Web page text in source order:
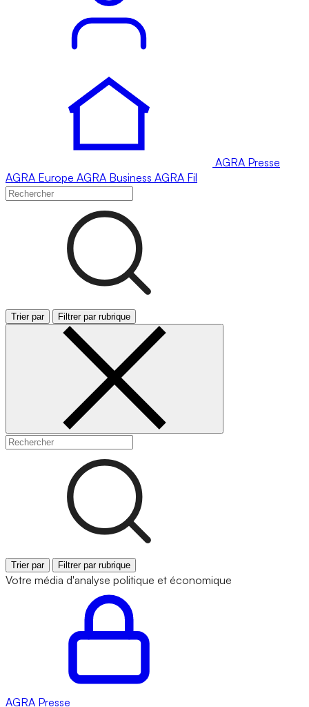
AGRA Presse
AGRA Europe AGRA Business AGRA Fil
Trier par Filtrer par rubrique
Trier par Filtrer par rubrique
Votre média d'analyse politique et économique
AGRA Presse